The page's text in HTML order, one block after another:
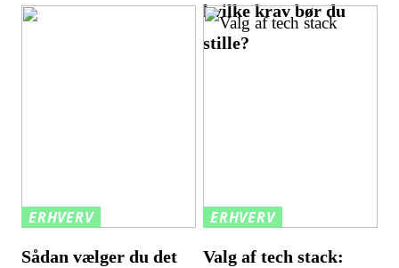
hvilke krav bør du
stille?
ERHVERV
Sådan vælger du det
ERHVERV
Valg af tech stack: